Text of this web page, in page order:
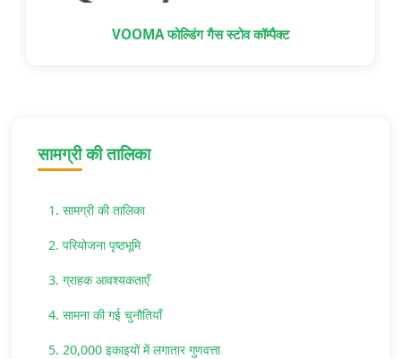
सामग्री की तालिका
1. सामग्री की तालिका
2. परियोजना पृष्ठभूमि
3. ग्राहक आवश्यकताएँ
4. सामना की गई चुनौतियाँ
5. 20,000 इकाइयों में लगातार गुणवत्ता
VOOMA फोल्डिंग गैस स्टोव कॉम्पैक्ट